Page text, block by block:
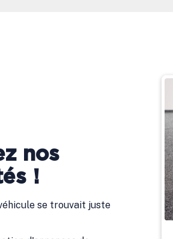
nos
!
se trouvait juste